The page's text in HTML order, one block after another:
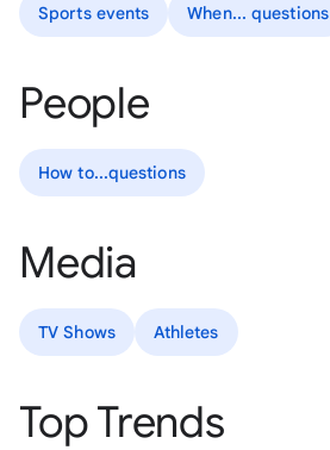
Sports events When... questions
People
How to...questions
Media
TV Shows Athletes
Top Trends